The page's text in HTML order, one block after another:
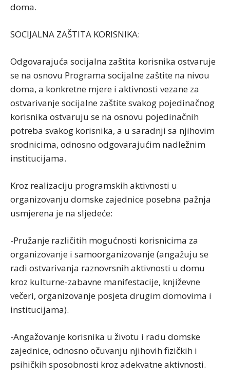
doma.
SOCIJALNA ZAŠTITA KORISNIKA:
Odgovarajuća socijalna zaštita korisnika ostvaruje
se na osnovu Programa socijalne zaštite na nivou
doma, a konkretne mjere i aktivnosti vezane za
ostvarivanje socijalne zaštite svakog pojedinačnog
korisnika ostvaruju se na osnovu pojedinačnih
potreba svakog korisnika, a u saradnji sa njihovim
srodnicima, odnosno odgovarajućim nadležnim
institucijama.
Kroz realizaciju programskih aktivnosti u
organizovanju domske zajednice posebna pažnja
usmjerena je na sljedeće:
-Pružanje različitih mogućnosti korisnicima za
organizovanje i samoorganizovanje (angažuju se
radi ostvarivanja raznovrsnih aktivnosti u domu
kroz kulturne-zabavne manifestacije, književne
večeri, organizovanje posjeta drugim domovima i
institucijama).
-Angažovanje korisnika u životu i radu domske
zajednice, odnosno očuvanju njihovih fizičkih i
psihičkih sposobnosti kroz adekvatne aktivnosti.